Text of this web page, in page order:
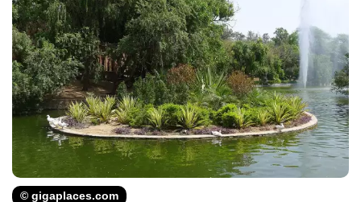
© gigaplaces.com